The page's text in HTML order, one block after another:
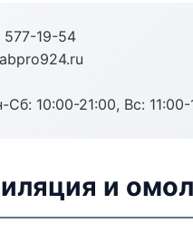
19-54
Сб: 10:00-21:00, Вс: 11:00-
и